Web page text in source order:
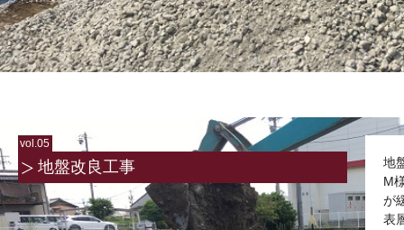
vol.05
地盤改良工事
地
M
が
表